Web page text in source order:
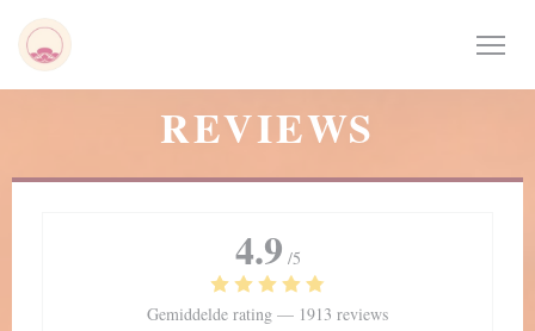
REVIEWS
4.9 /5
Gemiddelde rating — 1913 reviews